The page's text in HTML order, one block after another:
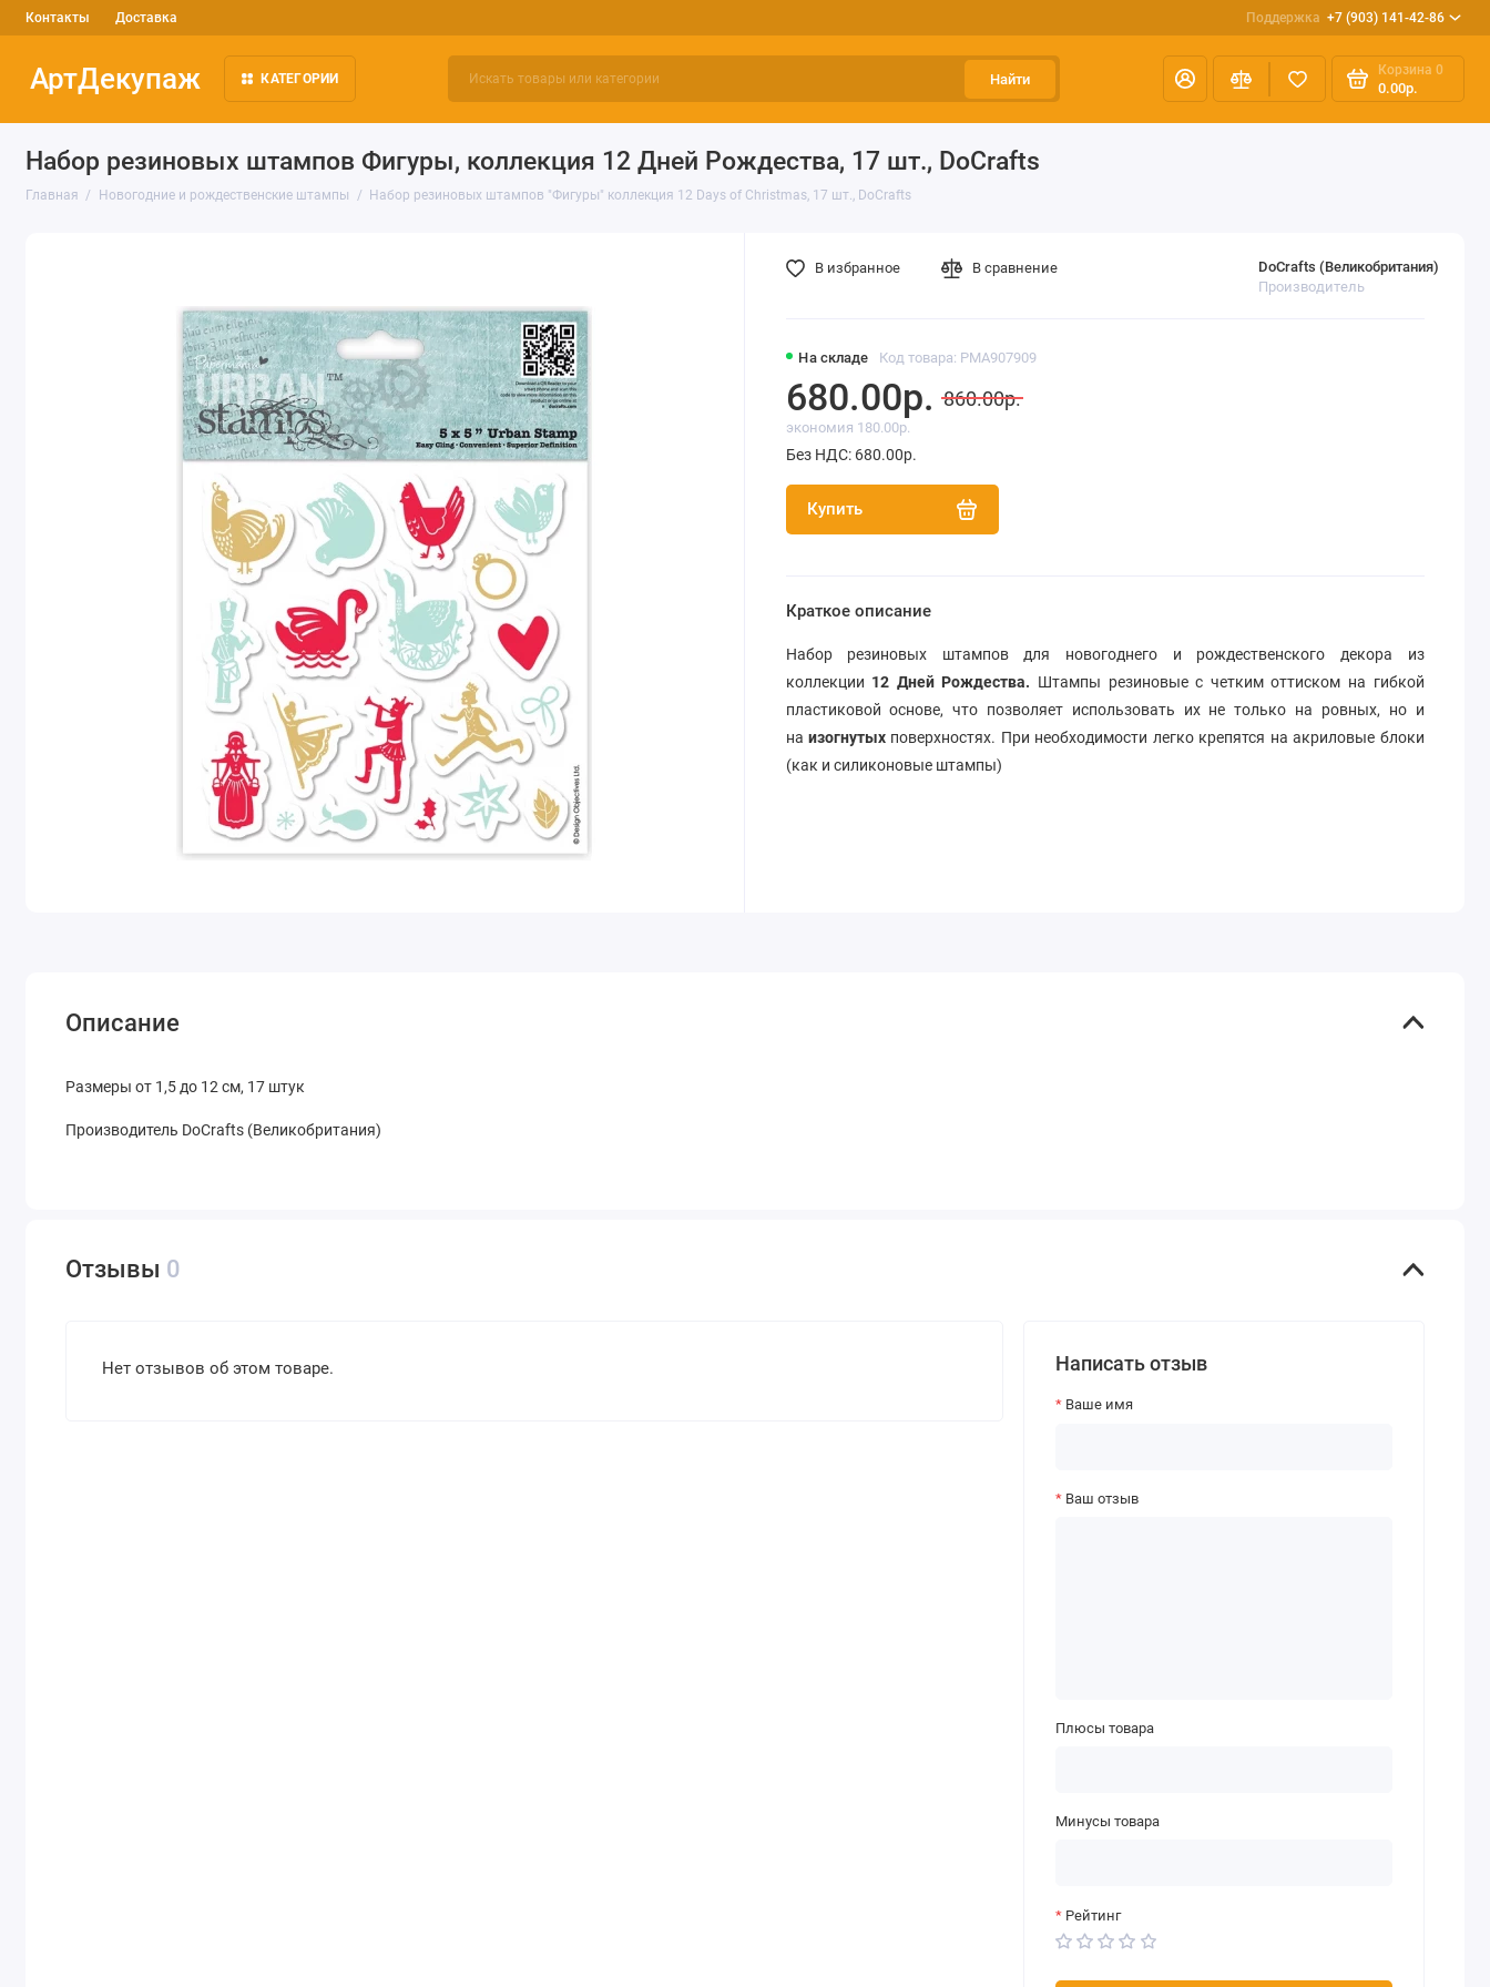
Контакты Доставка Поддержка +7 (903) 141-42-86
АртДекупаж КАТЕГОРИИ Найти
Корзина 0
0.00р.
Набор резиновых штампов Фигуры, коллекция 12 Дней Рождества, 17 шт., DoCrafts
Главная Новогодние и рождественские штампы Набор резиновых штампов "Фигуры" коллекция 12 Days of Christmas, 17 шт., DoCrafts
На складе Код товара: PMA907909
DoСrafts (Великобритания)
Производитель
680.00р. 860.00р.
экономия 180.00р.
Без НДС: 680.00р.
Купить
В избранное В сравнение
Краткое описание
Набор резиновых штампов для новогоднего и рождественского декора из
коллекции 12 Дней Рождества. Штампы резиновые с четким оттиском на гибкой
пластиковой основе, что позволяет использовать их не только на ровных, но и
наизогнутых поверхностях. При необходимости легко крепятся на акриловые блоки
(как и силиконовые штампы)
Описание
Размеры от 1,5 до 12 см, 17 штук
Производитель DoCrafts (Великобритания)
Отзывы 0
Нет отзывов об этом товаре. Написать отзыв
Ваше имя
Ваш отзыв
Плюсы товара
Минусы товара
Рейтинг